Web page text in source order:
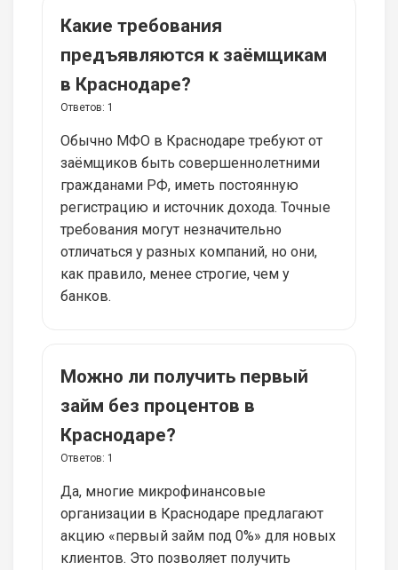
Какие требования
предъявляются к заёмщикам
в Краснодаре?
Ответов: 1
Обычно МФО в Краснодаре требуют от
заёмщиков быть совершеннолетними
гражданами РФ, иметь постоянную
регистрацию и источник дохода. Точные
требования могут незначительно
отличаться у разных компаний, но они,
как правило, менее строгие, чем у
банков.
Можно ли получить первый
займ без процентов в
Краснодаре?
Ответов: 1
Да, многие микрофинансовые
организации в Краснодаре предлагают
акцию «первый займ под 0%» для новых
клиентов. Это позволяет получить